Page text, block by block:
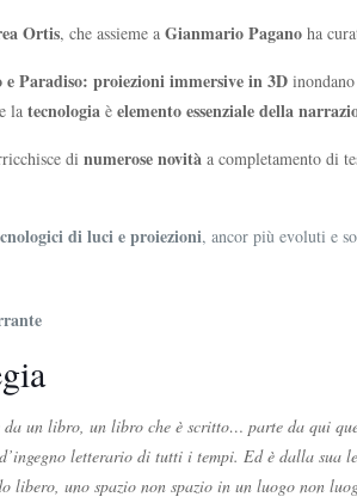
Ortis, che assieme aGianmario Pagano ha
Paradiso: proiezioni immersive in 3D
latecnologia èelemento essenzialedella
dinumerose novità a completamento di
di luci e proiezioni, ancor più evoluti e
da un libro, un libro che è scritto… parte da qui
letterario di tutti i tempi. Ed è dalla sua
libero, uno spazio non spazio in un luogo non